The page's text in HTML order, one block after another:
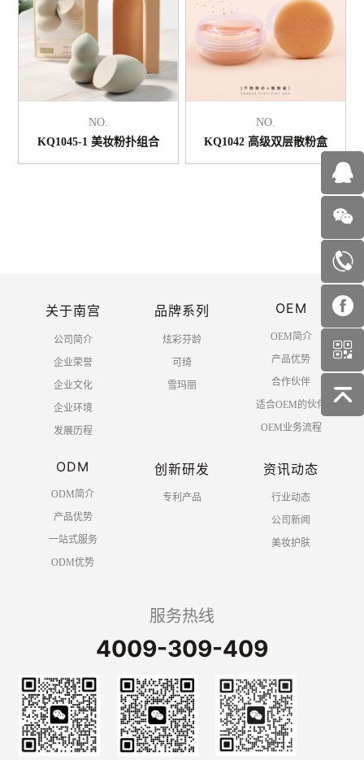
NO.
KQ1045-1 美妆粉扑组合
NO.
KQ1042 高级双层散粉盒
共 1 页 10 条
关于南宫
公司简介
企业荣誉
企业文化
企业环境
发展历程
品牌系列
炫彩芬龄
可绮
雪玛丽
OEM
OEM简介
产品优势
合作伙伴
适合OEM的伙伴
OEM业务流程
ODM
ODM简介
产品优势
一站式服务
ODM优势
创新研发
专利产品
资讯动态
行业动态
公司新闻
美妆护肤
服务热线
4009-309-409